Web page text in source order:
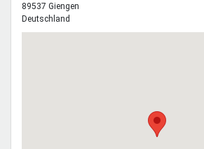
89537 Giengen
Deutschland